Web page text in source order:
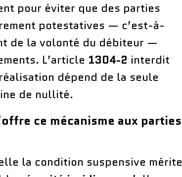
pour éviter que des parties
potestatives — c’est-à-
de la volonté du débiteur —
L’article 1304-2 interdit
dépend de la seule
de nullité.
ce mécanisme aux parties
la condition suspensive mérite